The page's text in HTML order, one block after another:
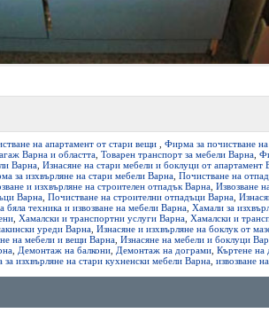
на апартамент от стари вещи Фирма за почистване на
Варна и областта Товарен транспорт за мебели Варна
Варна Изнасяне на стари мебели и боклуци от апартамент
за изхвърляне на стари мебели Варна Почистване на
и изхвърляне на строителен отпадък Варна Извозване
Варна Почистване на строителни отпадъци Варна
бяла техника и извозване на мебели Варна Хамали за
Хамалски и транспортни услуги Варна Хамалски и
уреди Варна Изнасяне и изхвърляне на боклук от
на мебели и вещи Варна Изнасяне на мебели и боклуци
Демонтаж на балкони Демонтаж на дограми Къртене на
за изхвърляне на стари кухненски мебели Варна извозване